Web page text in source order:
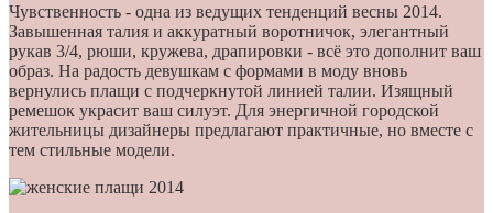
Чувственность - одна из ведущих тенденций весны 2014.
Завышенная талия и аккуратный воротничок, элегантный
рукав 3/4, рюши, кружева, драпировки - всё это дополнит ваш
образ. На радость девушкам с формами в моду вновь
вернулись плащи с подчеркнутой линией талии. Изящный
ремешок украсит ваш силуэт. Для энергичной городской
жительницы дизайнеры предлагают практичные, но вместе с
тем стильные модели.